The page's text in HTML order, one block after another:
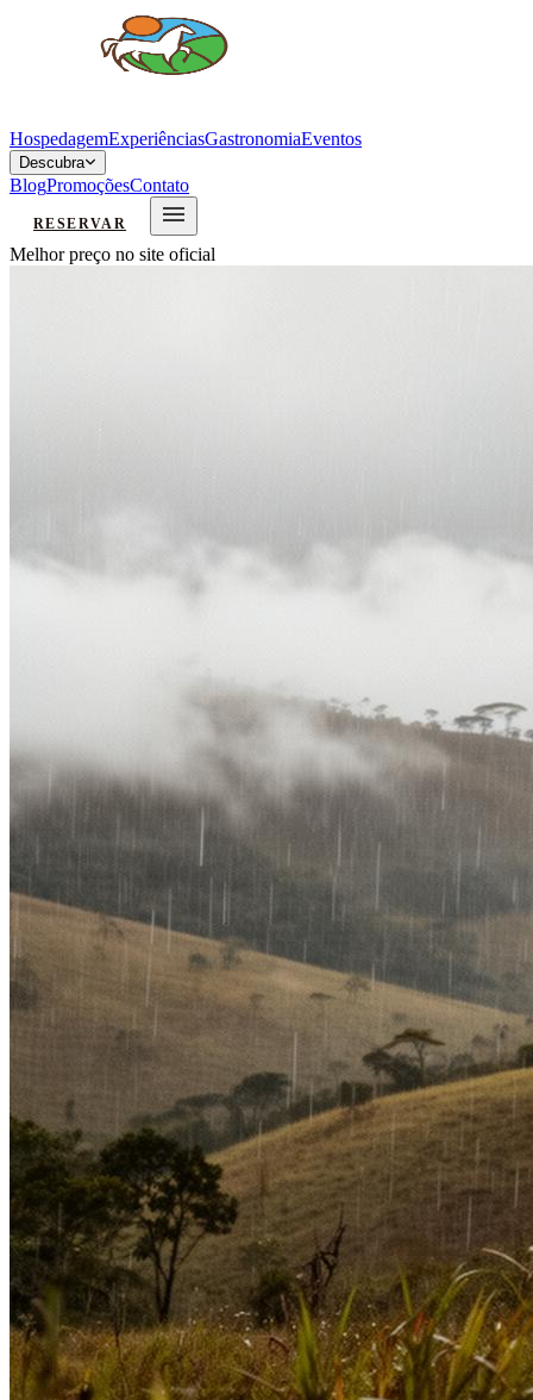
HospedagemExperiênciasGastronomiaEventos
Descubra
BlogPromoçõesContato
RESERVAR
Melhor preço no site oficial